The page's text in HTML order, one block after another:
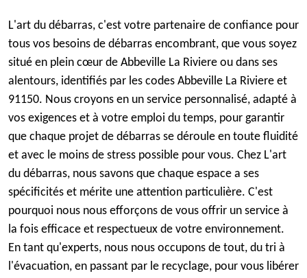
L'art du débarras, c'est votre partenaire de confiance pour
tous vos besoins de débarras encombrant, que vous soyez
situé en plein cœur de Abbeville La Riviere ou dans ses
alentours, identifiés par les codes Abbeville La Riviere et
91150. Nous croyons en un service personnalisé, adapté à
vos exigences et à votre emploi du temps, pour garantir
que chaque projet de débarras se déroule en toute fluidité
et avec le moins de stress possible pour vous. Chez L'art
du débarras, nous savons que chaque espace a ses
spécificités et mérite une attention particulière. C'est
pourquoi nous nous efforçons de vous offrir un service à
la fois efficace et respectueux de votre environnement.
En tant qu'experts, nous nous occupons de tout, du tri à
l'évacuation, en passant par le recyclage, pour vous libérer